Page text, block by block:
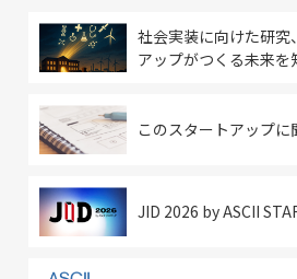
社会実装に向けた研究
アップがつくる未来を
このスタートアップに
JID 2026 by ASCII